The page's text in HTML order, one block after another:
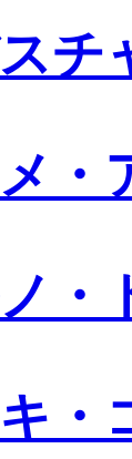
チ
・
・
・